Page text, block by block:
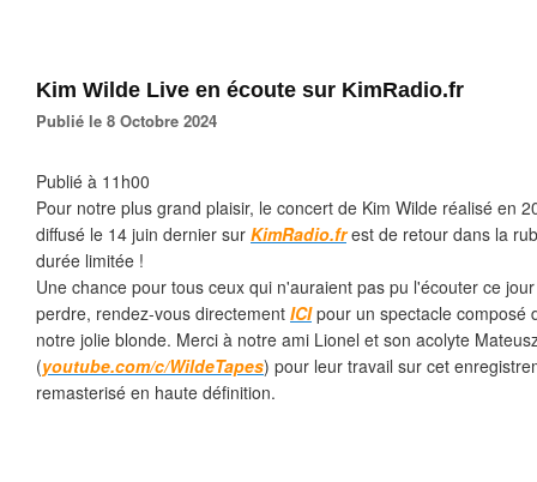
Kim Wilde Live en écoute sur KimRadio.fr
Publié le 8 Octobre 2024
Publié à 11h00
Pour notre plus grand plaisir, le concert de Kim Wilde réalisé en
diffusé le 14 juin dernier sur KimRadio.frest de retour dans la
durée limitée !
Une chance pour tous ceux qui n'auraient pas pu l'écouter ce
perdre, rendez-vous directement ICI pour un spectacle composé
notre jolie blonde. Merci à notre ami Lionel et son acolyte
(youtube.com/c/WildeTapes) pour leur travail sur cet
remasterisé en haute définition.